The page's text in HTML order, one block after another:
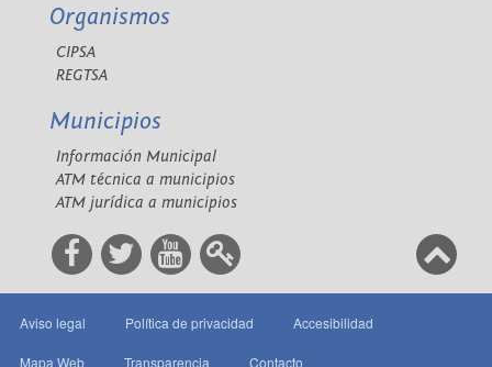
Organismos
CIPSA
REGTSA
Municipios
Información Municipal
ATM técnica a municipios
ATM jurídica a municipios
Aviso legal Política de privacidad Accesibilidad
Mapa Web Transparencia Contacto